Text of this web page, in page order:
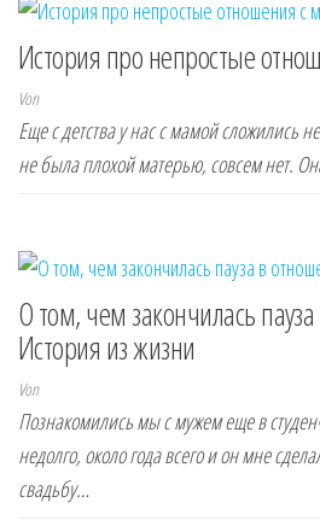
История про непростые
Von
Еще с детства у нас с мамой сложились
не была плохой матерью, совсем нет.
О том, чем закончилась
История из жизни
Von
Познакомились мы с мужем еще в
недолго, около года всего и он мне
свадьбу…